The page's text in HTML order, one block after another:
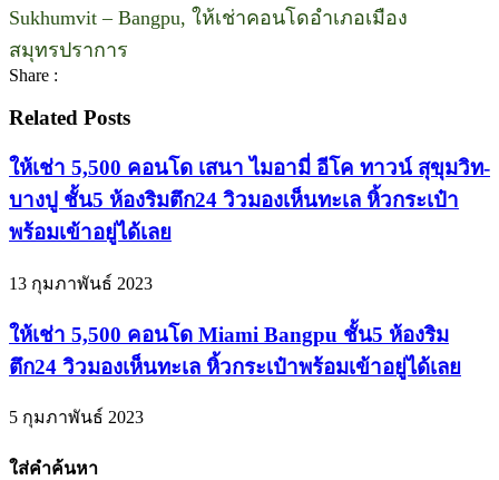
Sukhumvit – Bangpu, ให้เช่าคอนโดอำเภอเมือง
สมุทรปราการ
Share :
Related Posts
ให้เช่า 5,500 คอนโด เสนา ไมอามี่ อีโค ทาวน์ สุขุมวิท-
บางปู ชั้น5 ห้องริมตึก24 วิวมองเห็นทะเล หิ้วกระเป๋า
พร้อมเข้าอยู่ได้เลย
13 กุมภาพันธ์ 2023
ให้เช่า 5,500 คอนโด Miami Bangpu ชั้น5 ห้องริม
ตึก24 วิวมองเห็นทะเล หิ้วกระเป๋าพร้อมเข้าอยู่ได้เลย
5 กุมภาพันธ์ 2023
ใส่คำค้นหา